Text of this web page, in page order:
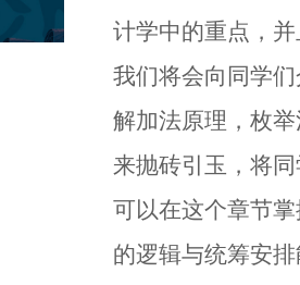
计学中的重点，
我们将会向同学
解加法原理，枚
来抛砖引玉，将
可以在这个章节
的逻辑与统筹安